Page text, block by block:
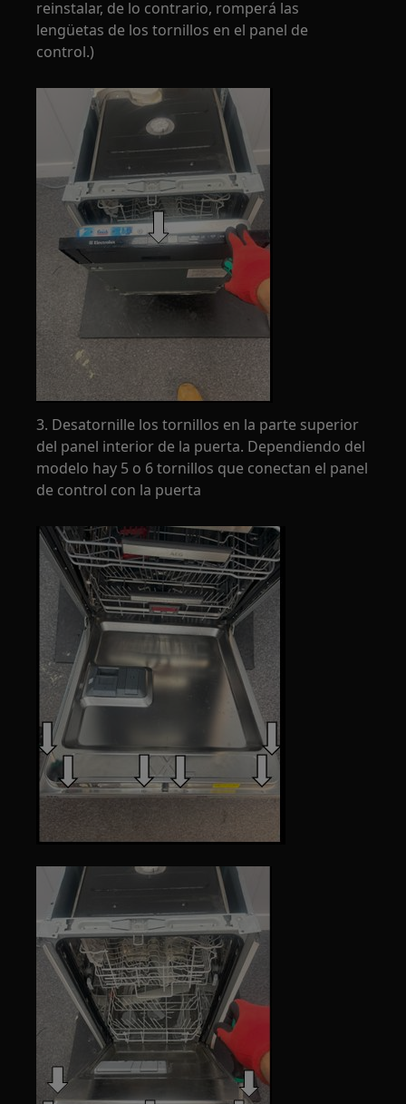
reinstalar, de lo contrario, romperá las
lengüetas de los tornillos en el panel de
control.)
3. Desatornille los tornillos en la parte superior
del panel interior de la puerta. Dependiendo del
modelo hay 5 o 6 tornillos que conectan el panel
de control con la puerta